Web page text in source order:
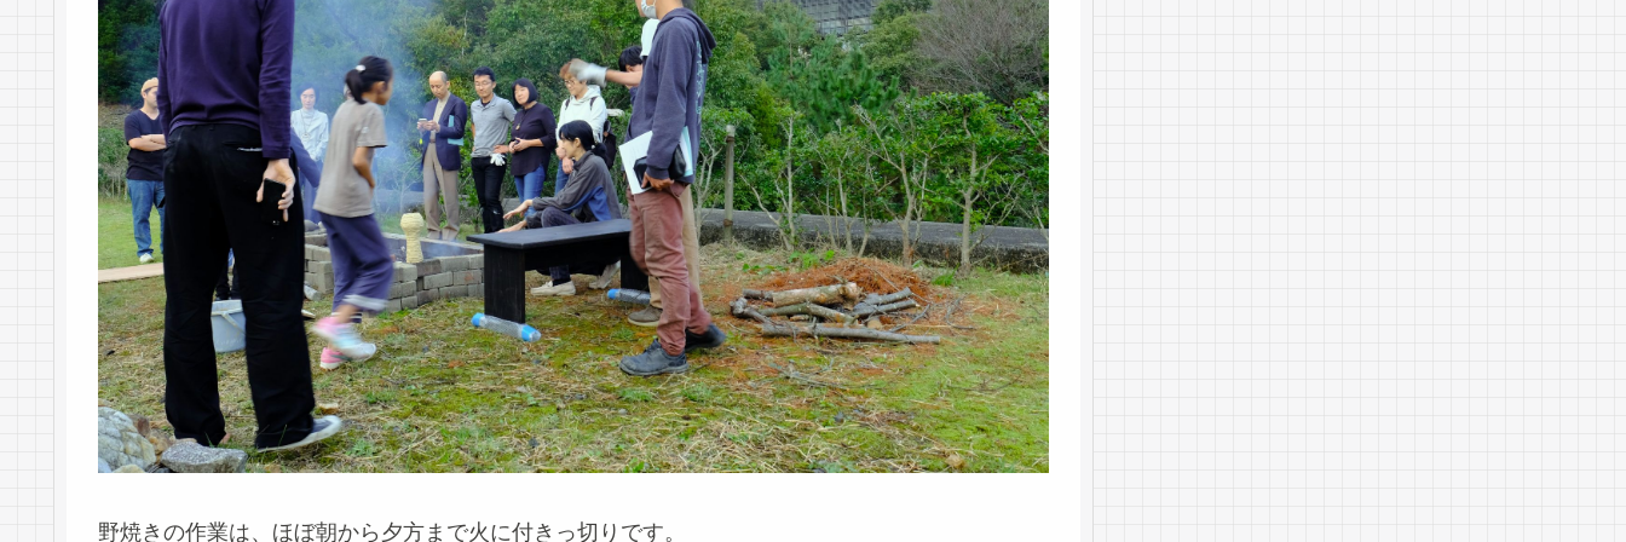
野焼きの作業は、ほぼ朝から夕方まで火に付きっ切りです。